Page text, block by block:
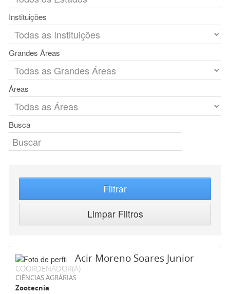
Instituições
Grandes Áreas
Áreas
Busca
Filtrar
Limpar Filtros
Acir Moreno Soares Junior
COORDENADOR(A)
CIÊNCIAS AGRÁRIAS
Zootecnia